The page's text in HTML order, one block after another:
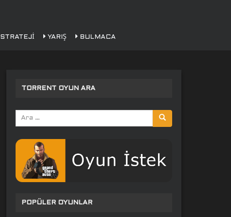
STRATEJI YARIŞ BULMACA
TORRENT OYUN ARA
Arama
yap:
POPÜLER OYUNLAR